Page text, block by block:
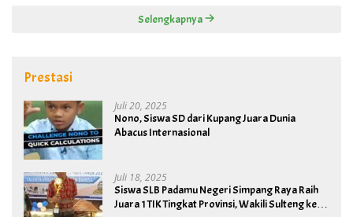
Selengkapnya
Prestasi
Juli 20, 2025
Nono, Siswa SD dari Kupang Juara Dunia
Abacus Internasional
Juli 18, 2025
Siswa SLB Padamu Negeri Simpang Raya Raih
Juara 1 TIK Tingkat Provinsi, Wakili Sulteng ke